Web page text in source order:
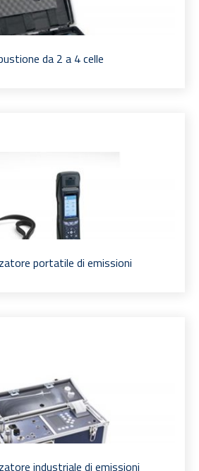
da 2 a 4 celle
portatile di emissioni
industriale di emissioni